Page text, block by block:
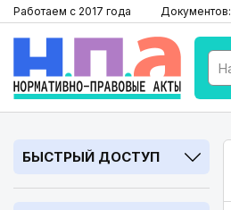
Работаем с 2017 года Документов:
БЫСТРЫЙ ДОСТУП